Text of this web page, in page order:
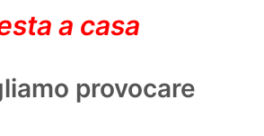
a casa
provocare